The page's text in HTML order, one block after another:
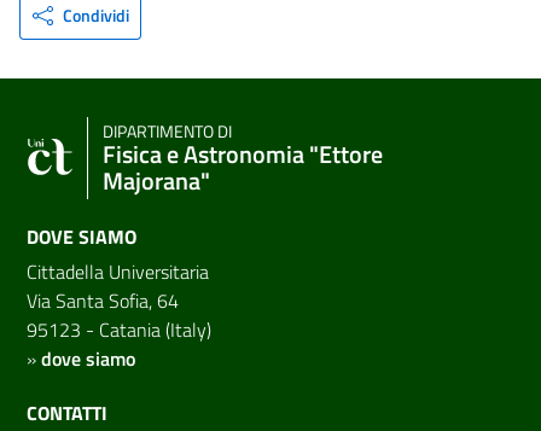
Condividi
DIPARTIMENTO DI
Fisica e Astronomia "Ettore
Majorana"
DOVE SIAMO
Cittadella Universitaria
Via Santa Sofia, 64
95123 - Catania (Italy)
»dove siamo
CONTATTI